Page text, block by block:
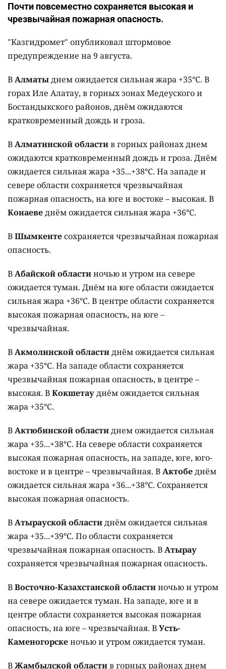
Почти повсеместно сохраняется высокая и
чрезвычайная пожарная опасность.
"Казгидромет" опубликовал штормовое
предупреждение на 9 августа.
ВАлматыднем ожидается сильная жара +35°C. В
горах Иле Алатау, в горных зонах Медеуского и
Бостандыкского районов, днём ожидаются
кратковременный дождь и гроза.
ВАлматинской областив горных районах днем
ожидаются кратковременный дождь и гроза. Днём
ожидается сильная жара +35...+38°C. На западе и
севере области сохраняется чрезвычайная
пожарная опасность, на юге и востоке – высокая. В
Конаеведнём ожидается сильная жара +36°C.
ВШымкентесохраняется чрезвычайная пожарная
опасность.
ВАбайской областиночью и утром на севере
ожидается туман. Днём на юге области ожидается
сильная жара +36°C. В центре области сохраняется
высокая пожарная опасность, на юге –
чрезвычайная.
ВАкмолинской областиднём ожидается сильная
жара +35°C. На западе области сохраняется
чрезвычайная пожарная опасность, в центре –
высокая. ВКокшетауднём ожидается сильная
жара +35°C.
ВАктюбинской областиднем ожидается сильная
жара +35...+38°C. На севере области сохраняется
высокая пожарная опасность, на западе, юге, юго-
востоке и в центре – чрезвычайная. ВАктобеднём
ожидается сильная жара +36...+38°C. Сохраняется
высокая пожарная опасность.
ВАтырауской областиднём ожидается сильная
жара +35...+39°C. По области сохраняется
чрезвычайная пожарная опасность. ВАтырау
сохраняется чрезвычайная пожарная опасность.
ВВосточно-Казахстанской областиночью и утром
на севере ожидается туман. На западе, юге и в
центре области сохраняется высокая пожарная
опасность, на юге – чрезвычайная. ВУсть-
Каменогорскеночью и утром ожидается туман.
ВЖамбылской областив горных районах днем